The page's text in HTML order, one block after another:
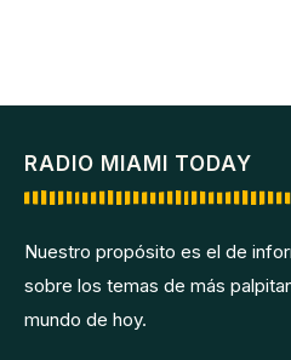
RADIO MIAMI TODAY
Nuestro propósito es el de
sobre los temas de más
mundo de hoy.